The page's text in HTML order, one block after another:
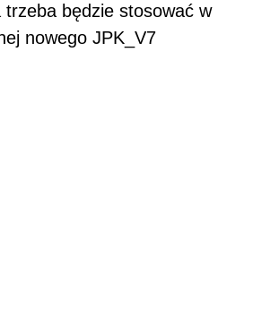
trzeba będzie stosować w
nowego JPK_V7